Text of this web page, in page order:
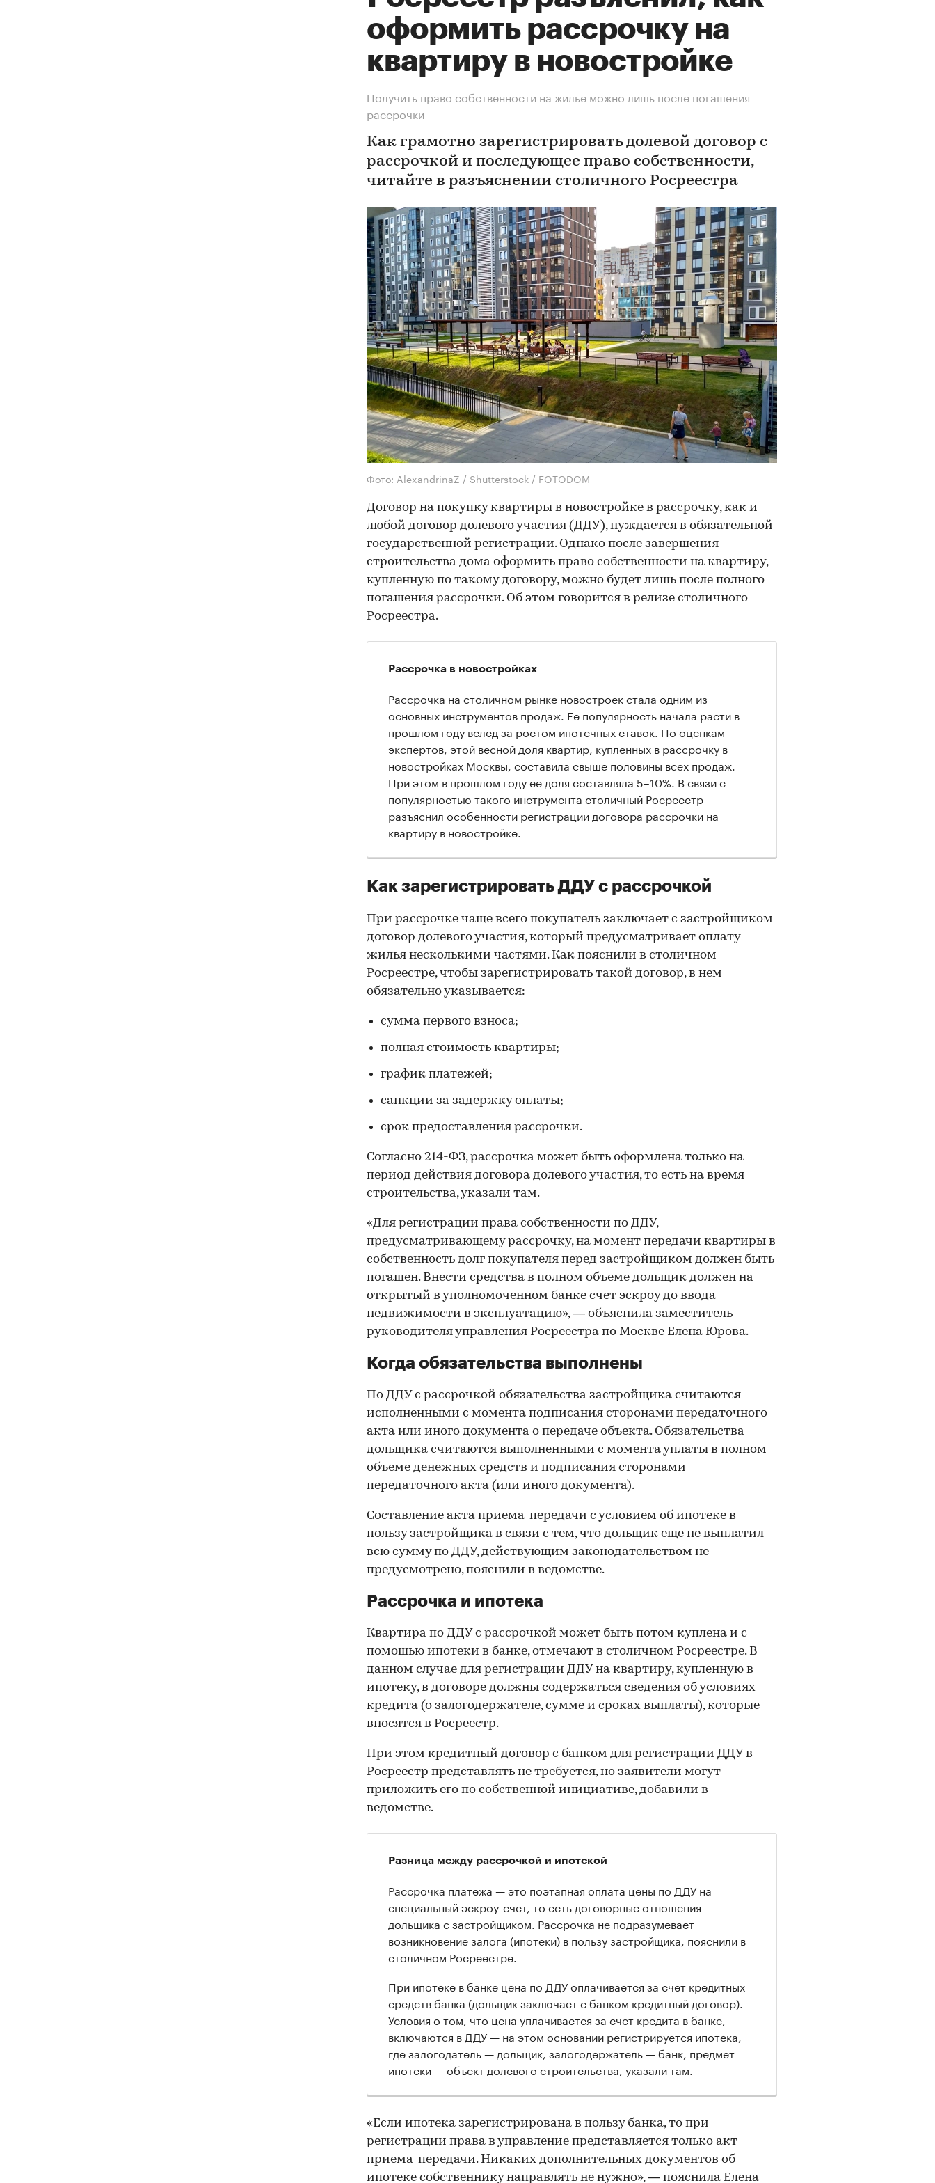
оформить рассрочку на
квартиру в новостройке
Получить право собственности на жилье можно лишь после погашения
рассрочки
Как грамотно зарегистрировать долевой договор с
рассрочкой и последующее право собственности,
читайте в разъяснении столичного Росреестра
Фото: AlexandrinaZ / Shutterstock / FOTODOM
Договор на покупку квартиры в новостройке в рассрочку, как и
любой договор долевого участия (ДДУ), нуждается в обязательной
государственной регистрации. Однако после завершения
строительства дома оформить право собственности на квартиру,
купленную по такому договору, можно будет лишь после полного
погашения рассрочки. Об этом говорится в релизе столичного
Росреестра.
Рассрочка в новостройках
Рассрочка на столичном рынке новостроек стала одним из
основных инструментов продаж. Ее популярность начала расти в
прошлом году вслед за ростом ипотечных ставок. По оценкам
экспертов, этой весной доля квартир, купленных в рассрочку в
новостройках Москвы, составила свыше половины всех продаж
При этом в прошлом году ее доля составляла 5–10%. В связи с
популярностью такого инструмента столичный Росреестр
разъяснил особенности регистрации договора рассрочки на
квартиру в новостройке.
Как зарегистрировать ДДУ с рассрочкой
При рассрочке чаще всего покупатель заключает с застройщиком
договор долевого участия, который предусматривает оплату
жилья несколькими частями. Как пояснили в столичном
Росреестре, чтобы зарегистрировать такой договор, в нем
обязательно указывается:
сумма первого взноса;
полная стоимость квартиры;
график платежей;
санкции за задержку оплаты;
срок предоставления рассрочки.
Согласно 214-ФЗ, рассрочка может быть оформлена только на
период действия договора долевого участия, то есть на время
строительства, указали там.
«Для регистрации права собственности по ДДУ,
предусматривающему рассрочку, на момент передачи квартиры в
собственность долг покупателя перед застройщиком должен быть
погашен. Внести средства в полном объеме дольщик должен на
открытый в уполномоченном банке счет эскроу до ввода
недвижимости в эксплуатацию», — объяснила заместитель
руководителя управления Росреестра по Москве Елена Юрова.
Когда обязательства выполнены
По ДДУ с рассрочкой обязательства застройщика считаются
исполненными с момента подписания сторонами передаточного
акта или иного документа о передаче объекта. Обязательства
дольщика считаются выполненными с момента уплаты в полном
объеме денежных средств и подписания сторонами
передаточного акта (или иного документа).
Составление акта приема-передачи с условием об ипотеке в
пользу застройщика в связи с тем, что дольщик еще не выплатил
всю сумму по ДДУ, действующим законодательством не
предусмотрено, пояснили в ведомстве.
Рассрочка и ипотека
Квартира по ДДУ с рассрочкой может быть потом куплена и с
помощью ипотеки в банке, отмечают в столичном Росреестре. В
данном случае для регистрации ДДУ на квартиру, купленную в
ипотеку, в договоре должны содержаться сведения об условиях
кредита (о залогодержателе, сумме и сроках выплаты), которые
вносятся в Росреестр.
При этом кредитный договор с банком для регистрации ДДУ в
Росреестр представлять не требуется, но заявители могут
приложить его по собственной инициативе, добавили в
ведомстве.
Разница между рассрочкой и ипотекой
Рассрочка платежа — это поэтапная оплата цены по ДДУ на
специальный эскроу-счет, то есть договорные отношения
дольщика с застройщиком. Рассрочка не подразумевает
возникновение залога (ипотеки) в пользу застройщика, пояснили в
столичном Росреестре.
При ипотеке в банке цена по ДДУ оплачивается за счет кредитных
средств банка (дольщик заключает с банком кредитный договор).
Условия о том, что цена уплачивается за счет кредита в банке,
включаются в ДДУ — на этом основании регистрируется ипотека,
где залогодатель — дольщик, залогодержатель — банк, предмет
ипотеки — объект долевого строительства, указали там.
«Если ипотека зарегистрирована в пользу банка, то при
регистрации права в управление представляется только акт
приема-передачи. Никаких дополнительных документов об
ипотеке собственнику направлять не нужно», — пояснила Елена